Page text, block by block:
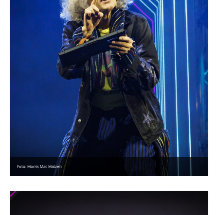
Foto: Morris Mac Matzen